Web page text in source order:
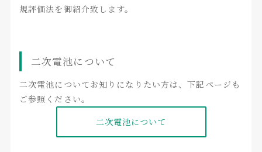
規評価法を御紹介致します。
二次電池について
二次電池についてお知りになりたい方は、下記ページも
ご参照ください。
二次電池について